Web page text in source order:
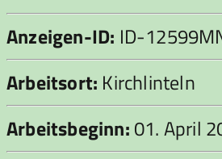
Anzeigen-ID: ID-
Arbeitsort: Kirchlinteln
Arbeitsbeginn:01. April